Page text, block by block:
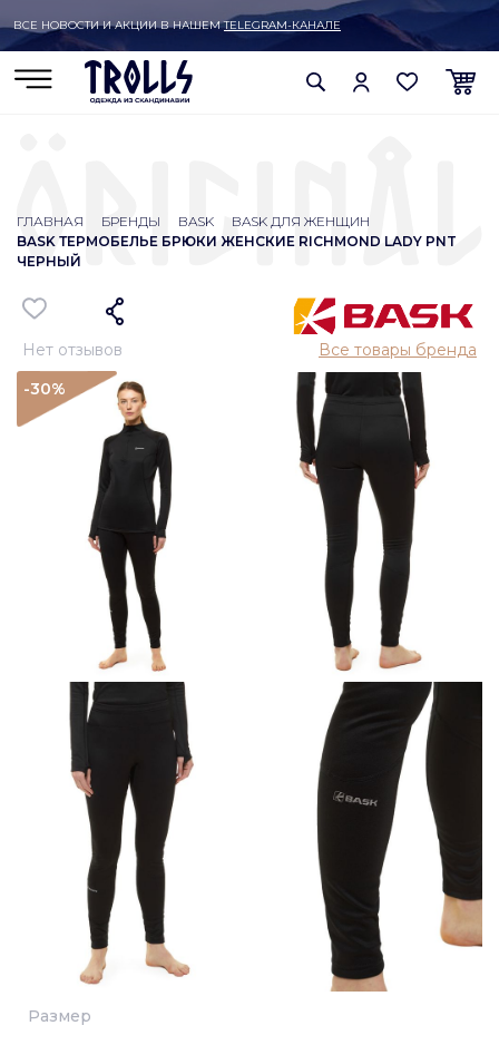
ВСЕ НОВОСТИ И АКЦИИ В НАШЕМTELEGRAM-КАНАЛЕ
ГЛАВНАЯ БРЕНДЫ BASK
BASK ДЛЯ ЖЕНЩИН
BASK ТЕРМОБЕЛЬЕ БРЮКИ ЖЕНСКИЕ RICHMOND LADY PNT
ЧЕРНЫЙ
Нет отзывов
Все товары бренда
-30%
Размер